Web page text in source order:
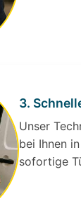
3.
Unser
bei Ihnen
sofortige